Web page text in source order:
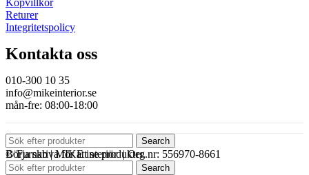
Returer
Integritetspolicy
Kontakta oss
010-300 10 35
info@mikeinterior.se
mån-fre: 08:00-18:00
© Furnab | MIKE interiör | Org.nr: 556970-8661
Search
Börja skriva för att se produkter.
Search